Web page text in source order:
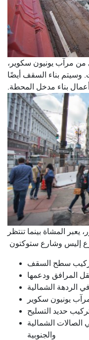
من مرآب يونيون سكوير،
وسيتم بناء السقف أيضًا
بناء مدخل المحطة.
المشاة بينما تنتظر
إليس وشارع ستوكتون
سطح السقف
المرافق ودعمها
الردهة الشمالية
يونيون سكوير
حديد التسليح
الشمالية
والجنوبية